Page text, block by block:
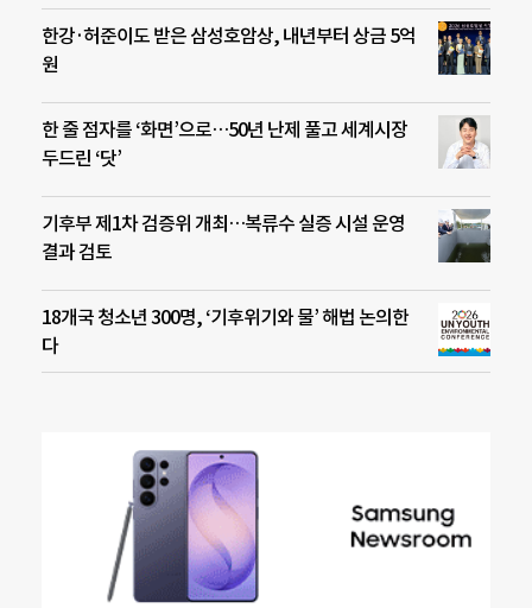
한강·허준이도 받은 삼성호암상, 내년부터 상금 5억
원
한 줄 점자를 ‘화면’으로…50년 난제 풀고 세계시장
두드린 ‘닷’
기후부 제1차 검증위 개최…복류수 실증 시설 운영
결과 검토
18개국 청소년 300명, ‘기후위기와 물’ 해법 논의한
다